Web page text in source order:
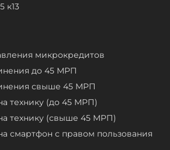
к13
микрокредитов
до 45 МРП
свыше 45 МРП
технику (до 45 МРП)
технику (свыше 45 МРП)
смартфон с правом пользования